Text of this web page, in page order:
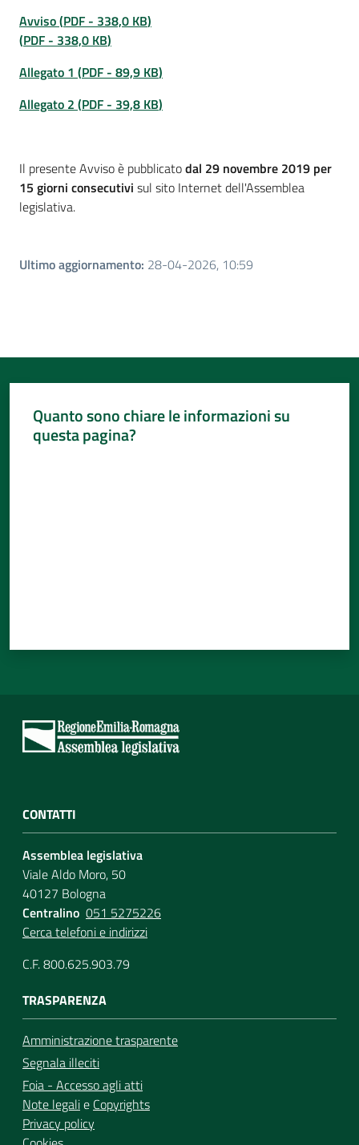
Avviso(PDF - 338,0 KB)
(PDF - 338,0 KB)
Allegato 1 (PDF - 89,9 KB)
Allegato 2 (PDF - 39,8 KB)
Il presente Avviso è pubblicatodal 29 novembre 2019 per
15 giorni consecutivi sul sito Internet dell'Assemblea
legislativa.
Ultimo aggiornamento: 28-04-2026, 10:59
Quanto sono chiare le informazioni su
questa pagina?
CONTATTI
Assemblea legislativa
Viale Aldo Moro, 50
40127 Bologna
Centralino 051 5275226
Cerca telefoni e indirizzi
C.F. 800.625.903.79
TRASPARENZA
Amministrazione trasparente
Segnala illeciti
Foia - Accesso agli atti
Note legalie Copyrights
Privacy policy